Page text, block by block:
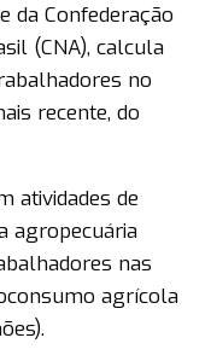
da Confederação
(CNA), calcula
no
recente, do
atividades de
agropecuária
nas
agrícola